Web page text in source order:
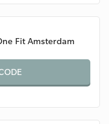
Fit Amsterdam